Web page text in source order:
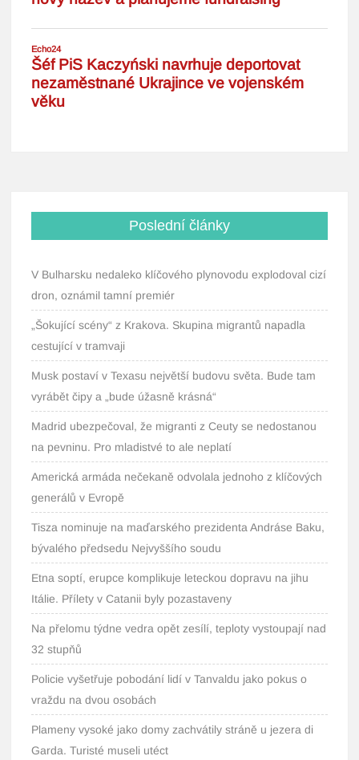
Poslední články
V Bulharsku nedaleko klíčového plynovodu explodoval cizí
dron, oznámil tamní premiér
„Šokující scény“ z Krakova. Skupina migrantů napadla
cestující v tramvaji
Musk postaví v Texasu největší budovu světa. Bude tam
vyrábět čipy a „bude úžasně krásná“
Madrid ubezpečoval, že migranti z Ceuty se nedostanou
na pevninu. Pro mladistvé to ale neplatí
Americká armáda nečekaně odvolala jednoho z klíčových
generálů v Evropě
Tisza nominuje na maďarského prezidenta Andráse Baku,
bývalého předsedu Nejvyššího soudu
Etna soptí, erupce komplikuje leteckou dopravu na jihu
Itálie. Přílety v Catanii byly pozastaveny
Na přelomu týdne vedra opět zesílí, teploty vystoupají nad
32 stupňů
Policie vyšetřuje pobodání lidí v Tanvaldu jako pokus o
vraždu na dvou osobách
Plameny vysoké jako domy zachvátily stráně u jezera di
Garda. Turisté museli utéct